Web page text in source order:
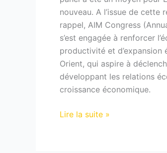
nouveau. A l’issue de
rappel, AIM Congress
s’est engagée à renforcer
productivité et d’expansion
Orient, qui aspire à
développant les relations
croissance économique.
Lire la suite »